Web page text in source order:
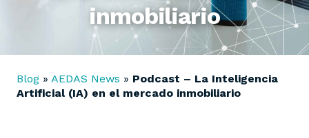
inmobiliario
Blog » AEDAS News » Podcast – La Inteligencia
Artificial (IA) en el mercado inmobiliario